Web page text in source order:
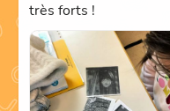
très forts !